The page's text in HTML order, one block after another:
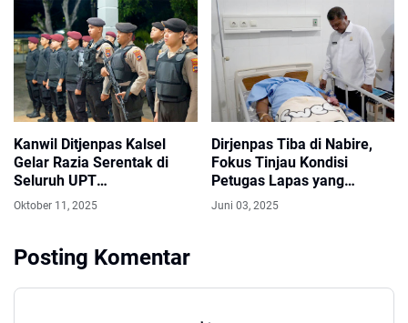
Kanwil Ditjenpas Kalsel
Gelar Razia Serentak di
Seluruh UPT
Pemasyarakatan
Oktober 11, 2025
Dirjenpas Tiba di Nabire,
Fokus Tinjau Kondisi
Petugas Lapas yang
Terluka
Juni 03, 2025
Posting Komentar